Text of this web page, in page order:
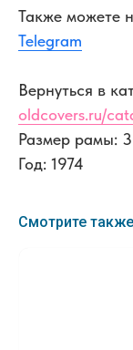
Также можете
Telegram
Вернуться в
oldcovers.ru/
Размер рамы:
Год: 1974
Смотрите также